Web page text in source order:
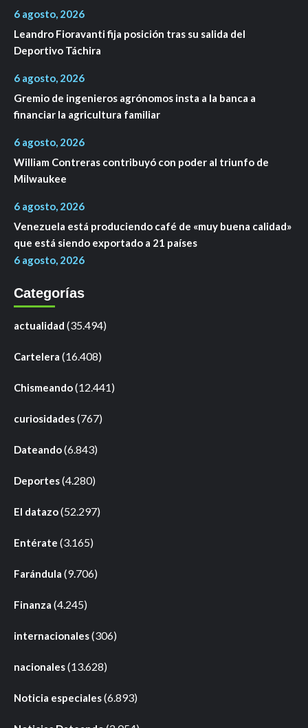
6 agosto, 2026
Leandro Fioravanti fija posición tras su salida del
Deportivo Táchira
6 agosto, 2026
Gremio de ingenieros agrónomos insta a la banca a
financiar la agricultura familiar
6 agosto, 2026
William Contreras contribuyó con poder al triunfo de
Milwaukee
6 agosto, 2026
Venezuela está produciendo café de «muy buena calidad»
que está siendo exportado a 21 países
6 agosto, 2026
Categorías
actualidad (35.494)
Cartelera (16.408)
Chismeando(12.441)
curiosidades(767)
Dateando(6.843)
Deportes(4.280)
El datazo(52.297)
Entérate (3.165)
Farándula (9.706)
Finanza (4.245)
internacionales(306)
nacionales(13.628)
Noticia especiales(6.893)